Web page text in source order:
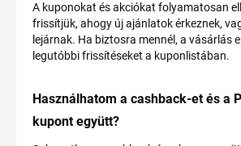
A kuponokat és akciókat folyamatosan
frissítjük, ahogy új ajánlatok érkeznek,
lejárnak. Ha biztosra mennél, a vásárlás
legutóbbi frissítéseket a kuponlistában.
Használhatom a cashback-et és a
kupont együtt?